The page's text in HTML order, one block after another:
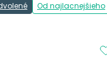
Od najlacnejšieho